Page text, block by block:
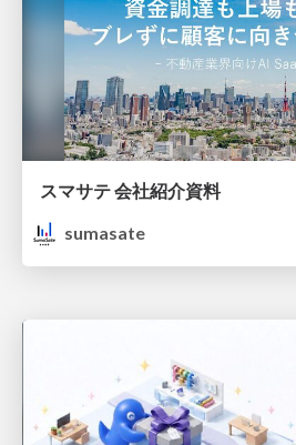
スマサテ 会社紹介資料
sumasate